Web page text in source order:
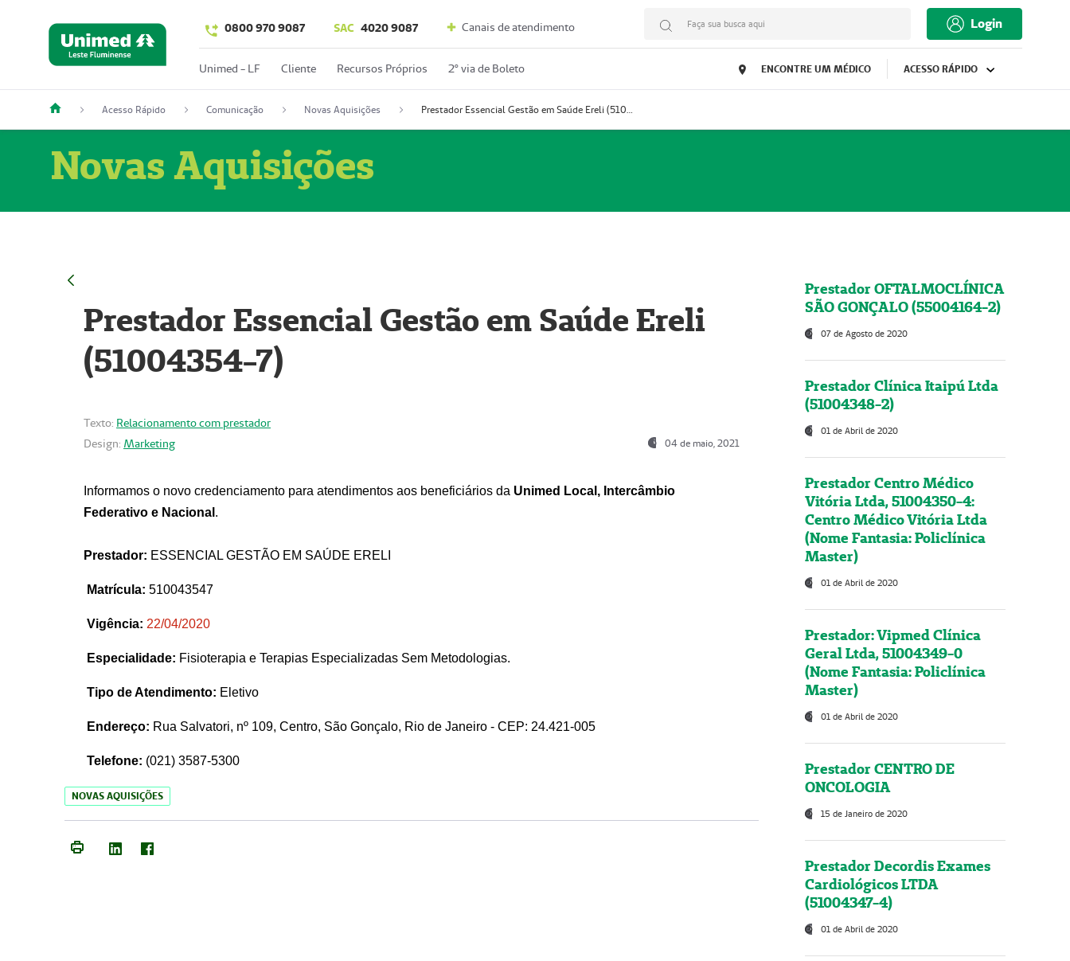
0800 970 9087 SAC 4020 9087 Canais de atendimento Faça sua busca aqui Login
Unimed - LF Cliente Recursos Próprios 2º via de Boleto ENCONTRE UM MÉDICO ACESSO RÁPIDO
Acesso Rápido Comunicação Novas Aquisições Prestador Essencial Gestão em Saúde Ereli (51004354-7)
Novas Aquisições
Prestador Essencial Gestão em Saúde Ereli
(51004354-7)
Texto: Relacionamento com prestador
Design: Marketing 04 de maio, 2021
Informamos o novo credenciamento para atendimentos aos beneficiários da Unimed Local, Intercâmbio
Federativo e Nacional .
Prestador: ESSENCIAL GESTÃO EM SAÚDE ERELI
Matrícula: 510043547
Vigência: 22/04/2020
Especialidade: Fisioterapia e Terapias Especializadas Sem Metodologias.
Tipo de Atendimento: Eletivo
Endereço: Rua Salvatori, nº 109, Centro, São Gonçalo, Rio de Janeiro - CEP: 24.421-005
Telefone: (021) 3587-5300
NOVAS AQUISIÇÕES
Prestador OFTALMOCLÍNICA
SÃO GONÇALO (55004164-2)
07 de Agosto de 2020
Prestador Clínica Itaipú Ltda
(51004348-2)
01 de Abril de 2020
Prestador Centro Médico
Vitória Ltda, 51004350-4:
Centro Médico Vitória Ltda
(Nome Fantasia: Policlínica
Master)
01 de Abril de 2020
Prestador: Vipmed Clínica
Geral Ltda, 51004349-0
(Nome Fantasia: Policlínica
Master)
01 de Abril de 2020
Prestador CENTRO DE
ONCOLOGIA
15 de Janeiro de 2020
Prestador Decordis Exames
Cardiológicos LTDA
(51004347-4)
01 de Abril de 2020